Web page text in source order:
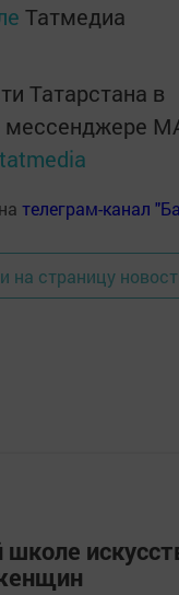
Татмедиа
Татарстана в
мессенджере
телеграм-канал
на страницу
школе